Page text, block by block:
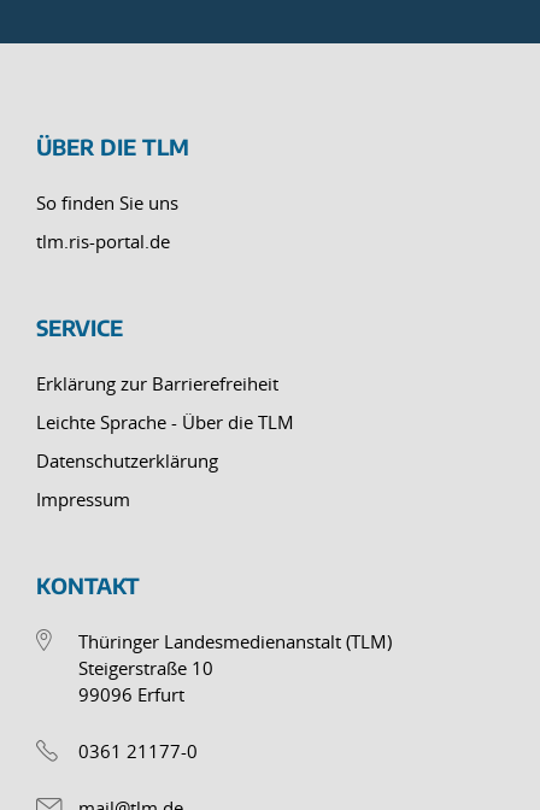
ÜBER DIE TLM
So finden Sie uns
tlm.ris-portal.de
SERVICE
Erklärung zur Barrierefreiheit
Leichte Sprache - Über die TLM
Datenschutzerklärung
Impressum
KONTAKT
Thüringer Landesmedienanstalt (TLM)
Steigerstraße 10
99096 Erfurt
0361 21177-0